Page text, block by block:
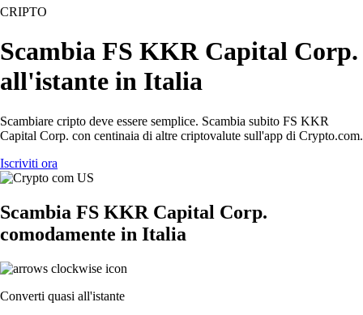
CRIPTO
Scambia FS KKR Capital Corp.
all'istante in Italia
Scambiare cripto deve essere semplice. Scambia subito FS KKR
Capital Corp. con centinaia di altre criptovalute sull'app di Crypto.com.
Iscriviti ora
Scambia FS KKR Capital Corp.
comodamente in Italia
Converti quasi all'istante